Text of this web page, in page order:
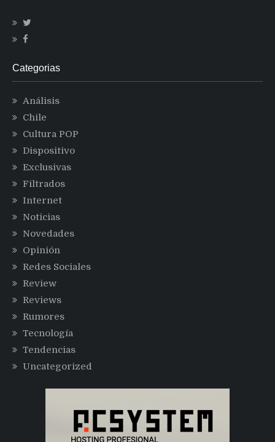
Categorias
Análisis
Chile
Cultura POP
Dispositivo
Exclusivas
Filtrados
Internet
Noticias
Novedades
Opinión
Redes Sociales
Review
Reviews
Rumores
Tecnología
Tendencias
Uncategorized